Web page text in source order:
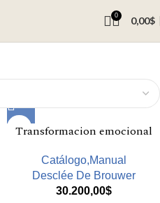
0 0,00$
Transformacion emocional
Catálogo,Manual
Desclée De Brouwer
30.200,00$